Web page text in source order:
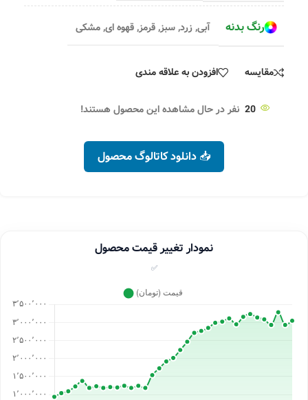
رنگ بدنه آبی,زرد,سبز,قرمز,قهوه ای,مشکی
مقایسه افزودن به علاقه مندی
20 نفر در حال مشاهده این محصول هستند!
📥 دانلود کاتالوگ محصول
نمودار تغییر قیمت محصول
✅